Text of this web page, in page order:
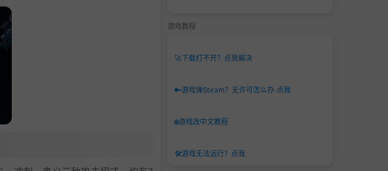
游戏教程
🚀下载打不开？点我解决
🔑游戏弹Steam？无许可怎么办-点我
🌐游戏改中文教程
🛠️游戏无法运行？点我